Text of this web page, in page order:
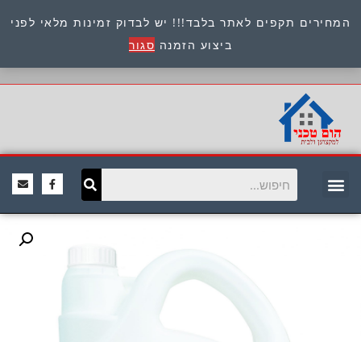
המחירים תקפים לאתר בלבד!!! יש לבדוק זמינות מלאי לפני
ביצוע הזמנה סגור
כתובת : היוזמים 9 אור יהודה שירות לקוחות 054-
8945722